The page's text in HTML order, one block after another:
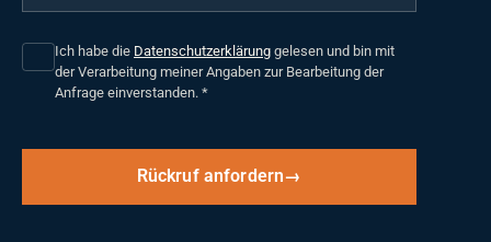
Ich habe die Datenschutzerklärung gelesen und bin mit
der Verarbeitung meiner Angaben zur Bearbeitung der
Anfrage einverstanden. *
Rückruf anfordern